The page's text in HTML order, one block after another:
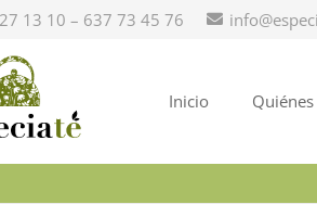
13 10 – 637 73 45 76
Inicio